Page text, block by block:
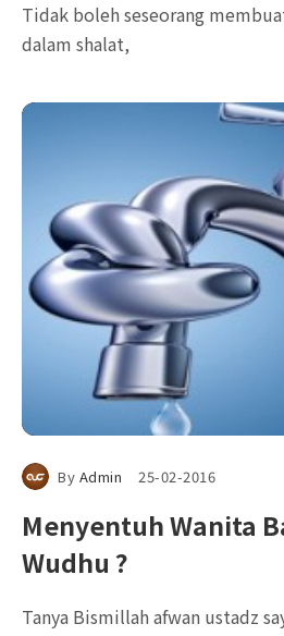
Tidak boleh seseorang
dalam shalat,
By Admin 25-02-2016
Menyentuh Wanita
Wudhu ?
Tanya Bismillah afwan ustadz